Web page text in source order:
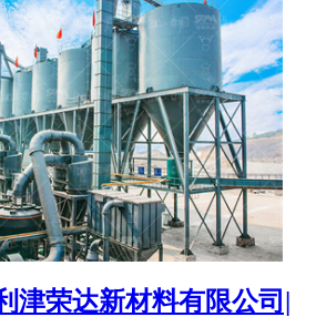
津荣达新材料有限公司|